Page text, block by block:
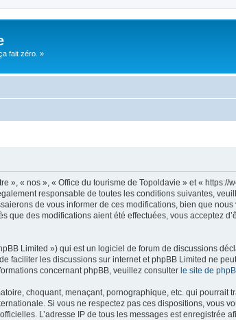
fait zéro. »
», « nos », « Office du tourisme de Topoldavie » et «
responsable de toutes les conditions suivantes,
de vous informer de ces modifications, bien que
que des modifications aient été effectuées, vous acceptez
Limited ») qui est un logiciel de forum de discussions
faciliter les discussions sur internet et phpBB Limited ne
concernant phpBB, veuillez consulter le site de
choquant, menaçant, pornographique, etc. qui pourrait
Si vous ne respectez pas ces dispositions, vous
L’adresse IP de tous les messages est enregistrée